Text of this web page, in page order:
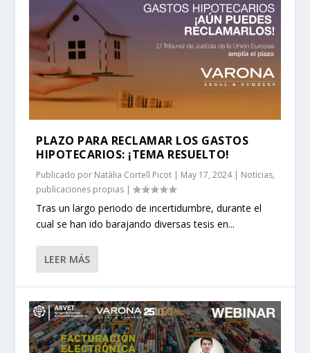
PLAZO PARA RECLAMAR LOS GASTOS
HIPOTECARIOS: ¡TEMA RESUELTO!
Publicado por Natàlia Cortell Picot | May 17, 2024| Noticias,
publicaciones propias |
Tras un largo periodo de incertidumbre, durante el
cual se han ido barajando diversas tesis en...
LEER MÁS